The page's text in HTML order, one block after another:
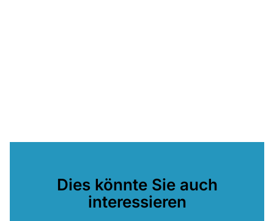
Dies könnte Sie auch
interessieren